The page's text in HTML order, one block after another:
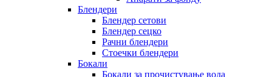
Блендери
Блендер сетови
Блендер сецко
Рачни блендери
Стоечки блендери
Бокали
Бокали за прочистување вода